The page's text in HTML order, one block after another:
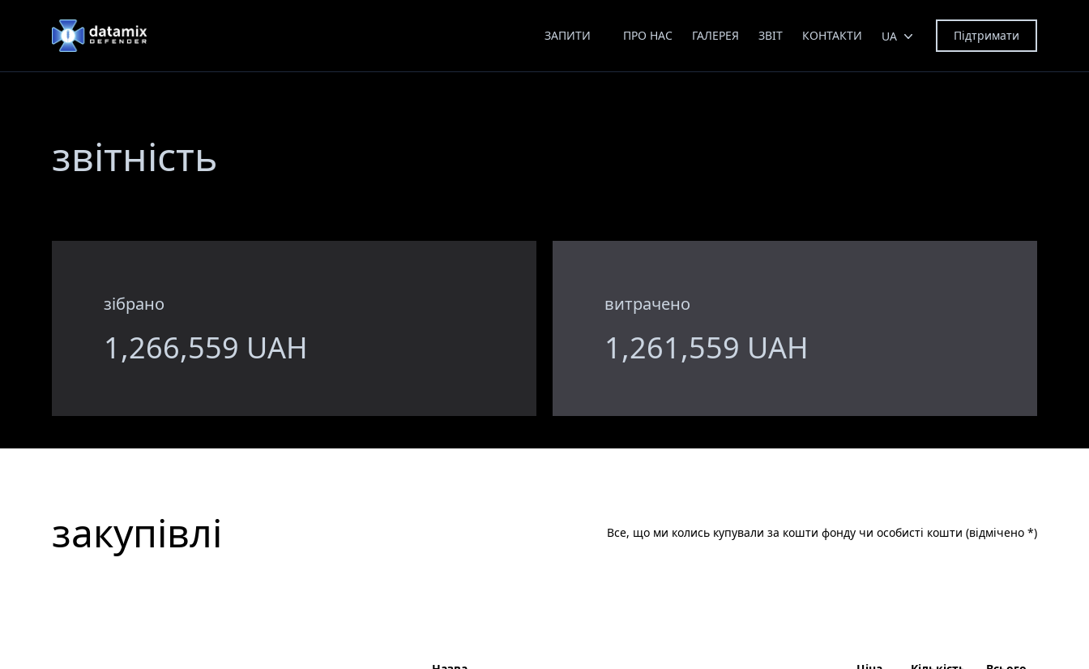
DataMix Defender ЗАПИТИ ПРО НАС ГАЛЕРЕЯ ЗВІТ КОНТАКТИ UA Підтримати
звітність
зібрано
1,266,559 UAH
витрачено
1,261,559 UAH
закупівлі Все, що ми колись купували за кошти фонду чи особисті кошти (відмічено *)